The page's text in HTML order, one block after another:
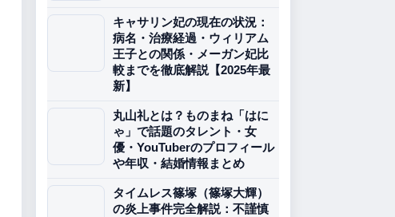
キャサリン妃の現在の状況：
病名・治療経過・ウィリアム
王子との関係・メーガン妃比
較までを徹底解説【2025年最
新】
丸山礼とは？ものまね「はに
ゃ」で話題のタレント・女
優・YouTuberのプロフィール
や年収・結婚情報まとめ
タイムレス篠塚（篠塚大輝）
の炎上事件完全解説：不謹慎